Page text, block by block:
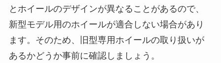
とホイールのデザインが異なることがあるので、
新型モデル用のホイールが適合しない場合があり
ます。そのため、旧型専用ホイールの取り扱いが
あるかどうか事前に確認しましょう。